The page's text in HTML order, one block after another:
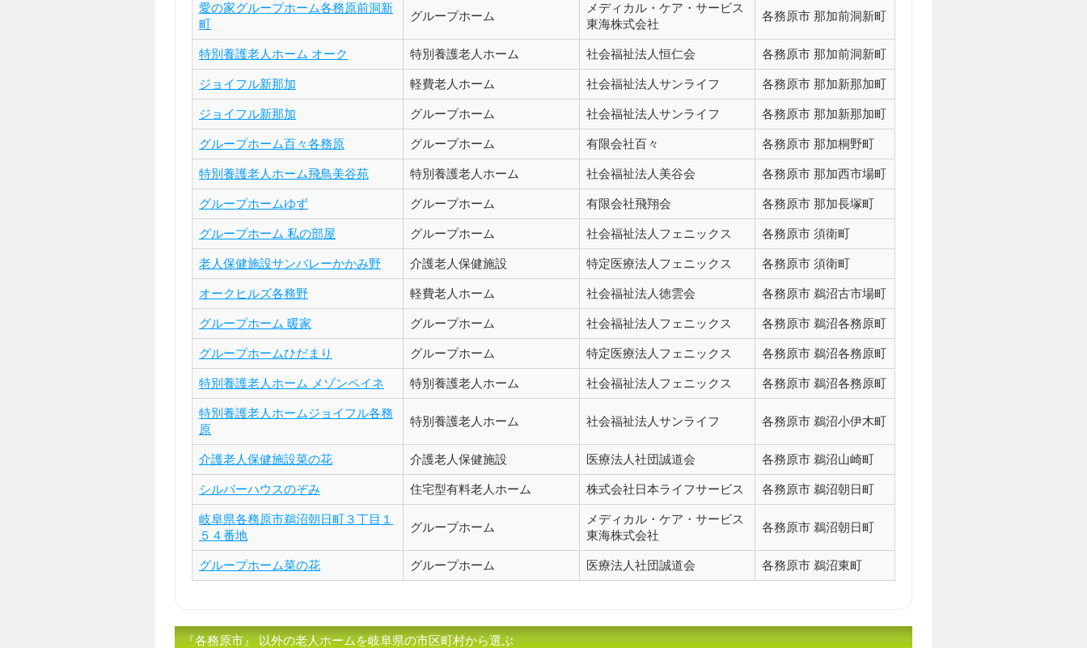
愛の家グループホーム各務原前洞新
町
グループホーム
メディカル・ケア・サービス
東海株式会社
各務原市 那加前洞新町
特別養護老人ホーム オーク 特別養護老人ホーム 社会福祉法人恒仁会 各務原市 那加前洞新町
ジョイフル新那加 軽費老人ホーム 社会福祉法人サンライフ 各務原市 那加新那加町
ジョイフル新那加 グループホーム 社会福祉法人サンライフ 各務原市 那加新那加町
グループホーム百々各務原 グループホーム 有限会社百々 各務原市 那加桐野町
特別養護老人ホーム飛鳥美谷苑 特別養護老人ホーム 社会福祉法人美谷会 各務原市 那加西市場町
グループホームゆず グループホーム 有限会社飛翔会 各務原市 那加長塚町
グループホーム 私の部屋 グループホーム 社会福祉法人フェニックス 各務原市 須衛町
老人保健施設サンバレーかかみ野 介護老人保健施設 特定医療法人フェニックス 各務原市 須衛町
オークヒルズ各務野 軽費老人ホーム 社会福祉法人徳雲会 各務原市 鵜沼古市場町
グループホーム 暖家 グループホーム 社会福祉法人フェニックス 各務原市 鵜沼各務原町
グループホームひだまり グループホーム 特定医療法人フェニックス 各務原市 鵜沼各務原町
特別養護老人ホーム メゾンペイネ 特別養護老人ホーム 社会福祉法人フェニックス 各務原市 鵜沼各務原町
特別養護老人ホームジョイフル各務
原
特別養護老人ホーム 社会福祉法人サンライフ 各務原市 鵜沼小伊木町
介護老人保健施設菜の花 介護老人保健施設 医療法人社団誠道会 各務原市 鵜沼山崎町
シルバーハウスのぞみ 住宅型有料老人ホーム 株式会社日本ライフサービス 各務原市 鵜沼朝日町
岐阜県各務原市鵜沼朝日町３丁目１
５４番地
グループホーム
メディカル・ケア・サービス
東海株式会社
各務原市 鵜沼朝日町
グループホーム菜の花 グループホーム 医療法人社団誠道会 各務原市 鵜沼東町
『各務原市』 以外の老人ホームを岐阜県の市区町村から選ぶ